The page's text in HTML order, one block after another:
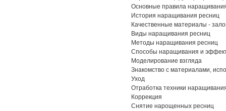
Основные правила
История наращивания ресниц
Качественные материалы -
Виды наращивания ресниц
Методы наращивания ресниц
Способы наращивания и
Моделирование взгляда
Знакомство с материалами,
Уход
Отработка техники
Коррекция
Снятие нарощенных ресниц